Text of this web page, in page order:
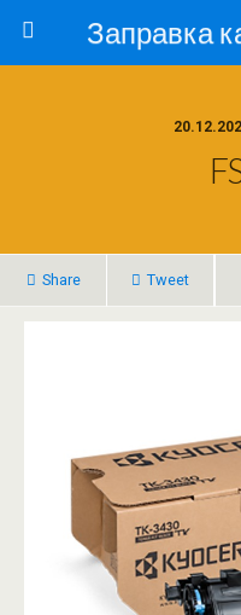
Share Tweet